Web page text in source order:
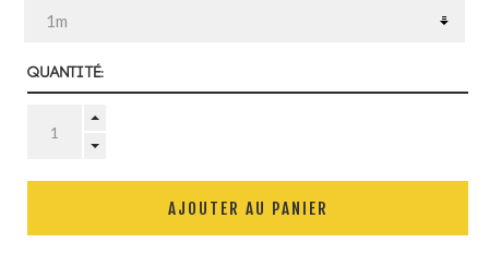
Quantité:
AJOUTER AU PANIER